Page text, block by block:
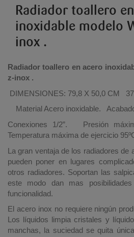
Radiador toallero
inoxidable modelo
inox .
Radiador toallero en acero
z-inox .
DIMENSIONES: 79,8 X 50,0 CM
Material Acero inoxidable.
Conexiones 1/2”. Presión
Temperatura máxima de ejercicio
La gran ventaja de los radiadores de
pueden poner en lugares
otros radiadores. Soportan las
este modo dan mas
funcionalidad.
El acero inox no requiere ningún
Los líquidos limpia cristales y
manchas, la suciedad se quita